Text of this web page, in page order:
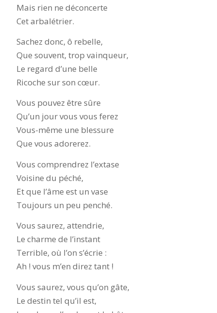
Mais rien ne déconcerte
Cet arbalétrier.
Sachez donc, ô rebelle,
Que souvent, trop vainqueur,
Le regard d’une belle
Ricoche sur son cœur.
Vous pouvez être sûre
Qu’un jour vous vous ferez
Vous-même une blessure
Que vous adorerez.
Vous comprendrez l’extase
Voisine du péché,
Et que l’âme est un vase
Toujours un peu penché.
Vous saurez, attendrie,
Le charme de l’instant
Terrible, où l’on s’écrie :
Ah ! vous m’en direz tant !
Vous saurez, vous qu’on gâte,
Le destin tel qu’il est,